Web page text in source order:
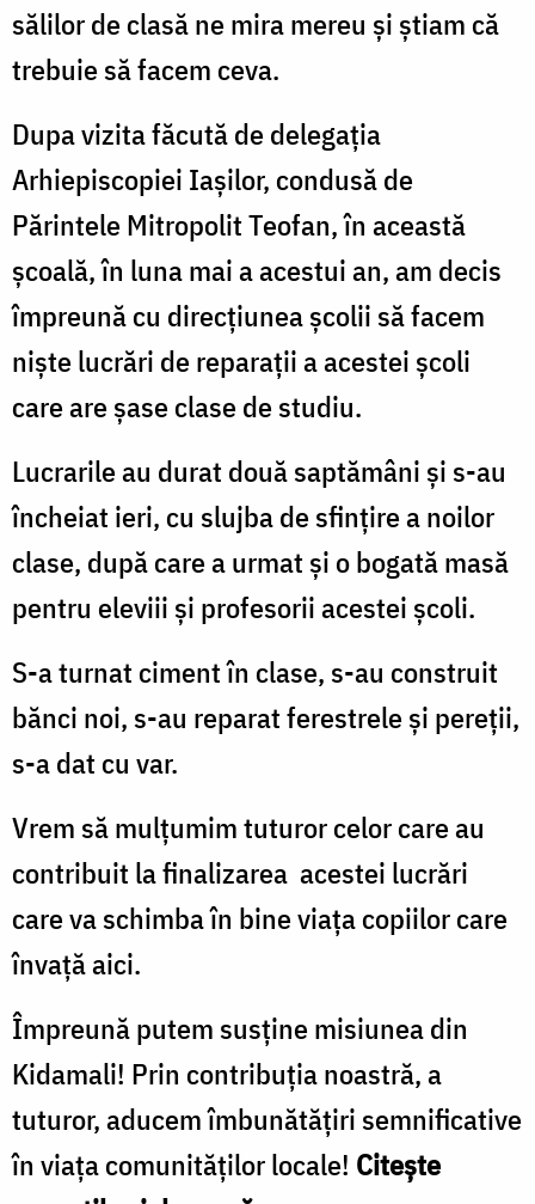
sălilor de clasă ne mira mereu şi ştiam că
trebuie să facem ceva.
Dupa vizita făcută de delegația
Arhiepiscopiei Iaşilor, condusă de
Părintele Mitropolit Teofan, în această
școală, în luna mai a acestui an, am decis
împreună cu direcțiunea şcolii să facem
nişte lucrări de reparații a acestei școli
care are șase clase de studiu.
Lucrarile au durat două saptămâni și s-au
încheiat ieri, cu slujba de sfințire a noilor
clase, după care a urmat şi o bogată masă
pentru eleviii şi profesorii acestei școli.
S-a turnat ciment în clase, s-au construit
bănci noi, s-au reparat ferestrele şi pereții,
s-a dat cu var.
Vrem să mulțumim tuturor celor care au
contribuit la finalizarea acestei lucrări
care va schimba în bine viața copiilor care
învață aici.
Împreună putem susține misiunea din
Kidamali! Prin contribuția noastră, a
tuturor, aducem îmbunătățiri semnificative
în viața comunităților locale! Citește